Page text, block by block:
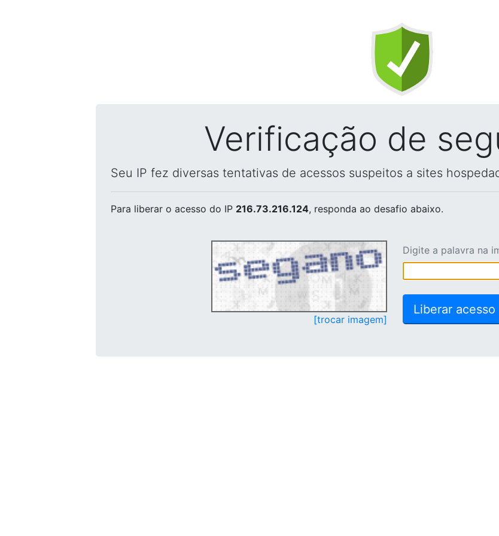
Verificação de
Seu IP fez diversas tentativas de acessos suspeitos a sites
Para liberar o acesso do IP 216.73.216.124, responda ao desafio abaixo.
[trocar imagem]
Digite a palavra na